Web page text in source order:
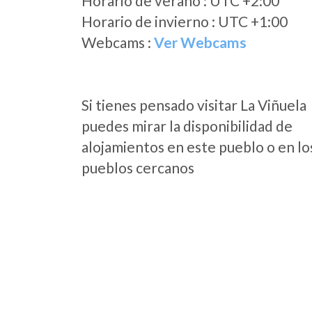
Horario de invierno : UTC +1:00
Webcams : Ver Webcams
Si tienes pensado visitar La Viñuela
puedes mirar la disponibilidad de
alojamientos en este pueblo o en
pueblos cercanos